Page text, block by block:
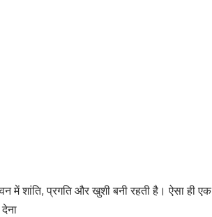
में शांति, प्रगति और खुशी बनी रहती है। ऐसा ही एक